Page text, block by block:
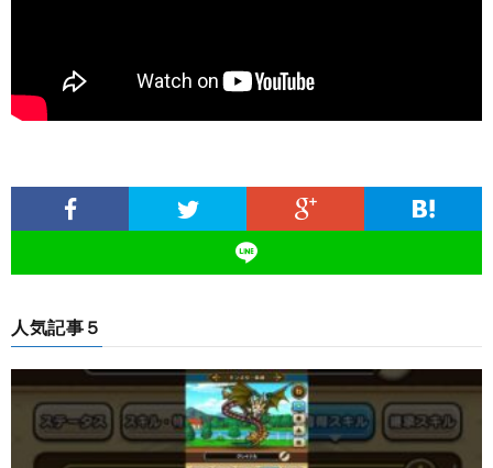
人気記事５